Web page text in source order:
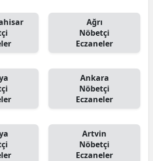
Ağrı
Nöbetçi
Eczaneler
Ankara
Nöbetçi
Eczaneler
Artvin
Nöbetçi
Eczaneler